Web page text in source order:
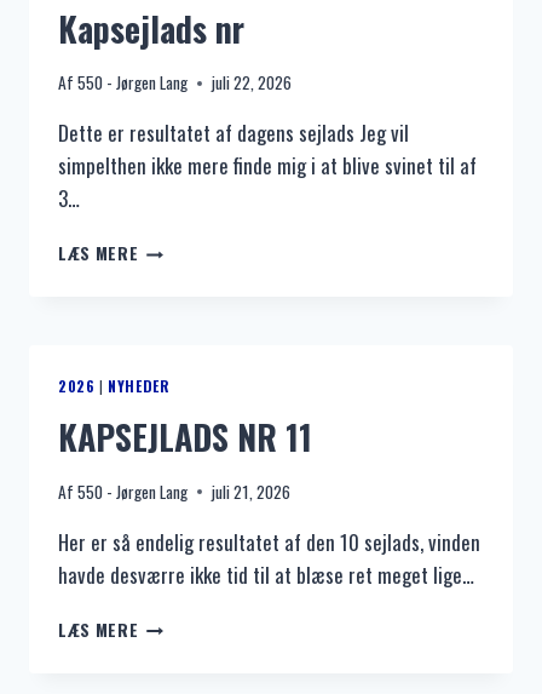
Kapsejlads nr
Af 550 - Jørgen Lang juli 22, 2026
Dette er resultatet af dagens sejlads Jeg vil
simpelthen ikke mere finde mig i at blive svinet til af
3…
LÆS MERE KAPSEJLADS
2026 | NYHEDER
KAPSEJLADS NR 11
Af 550 - Jørgen Lang juli 21, 2026
Her er så endelig resultatet af den 10 sejlads, vinden
havde desværre ikke tid til at blæse ret meget lige…
LÆS MERE KAPSEJLADS